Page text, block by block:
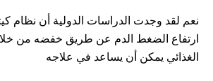
نعم لقد وجدت الدراسات الدولية أن نظام
ارتفاع الضغط الدم عن طريق خفضه من
الغذائي يمكن أن يساعد في علاجه